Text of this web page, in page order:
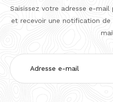
Saisissez votre adresse e-
et recevoir une notification
Adresse
e-
mail